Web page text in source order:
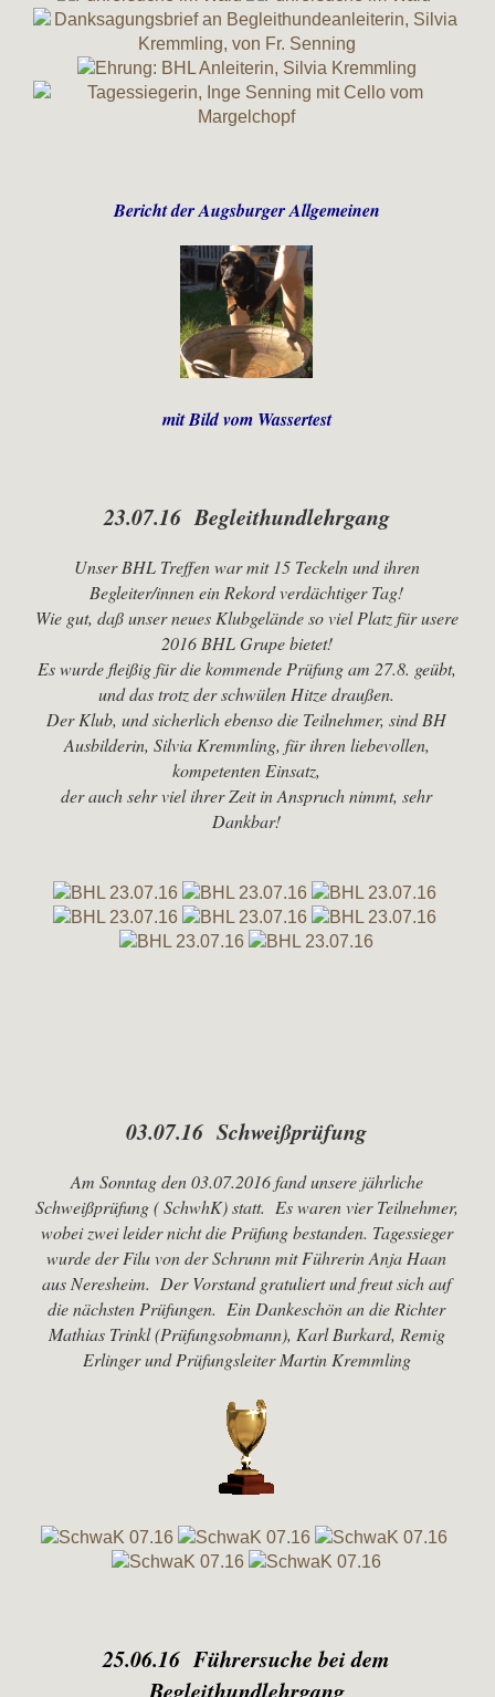
Bericht der Augsburger Allgemeinen
mit Bild vom Wassertest
23.07.16 Begleithundlehrgang
Unser BHL Treffen war mit 15 Teckeln und ihren
Begleiter/innen ein Rekord verdächtiger Tag!
Wie gut, daß unser neues Klubgelände so viel Platz für usere
2016 BHL Grupe bietet!
Es wurde fleißig für die kommende Prüfung am 27.8. geübt,
und das trotz der schwülen Hitze draußen.
Der Klub, und sicherlich ebenso die Teilnehmer, sind BH
Ausbilderin, Silvia Kremmling, für ihren liebevollen,
kompetenten Einsatz,
der auch sehr viel ihrer Zeit in Anspruch nimmt, sehr
Dankbar!
03.07.16 Schweißprüfung
Am Sonntag den 03.07.2016 fand unsere jährliche
Schweißprüfung ( SchwhK) statt. Es waren vier Teilnehmer,
wobei zwei leider nicht die Prüfung bestanden. Tagessieger
wurde der Filu von der Schrunn mit Führerin Anja Haan
aus Neresheim. Der Vorstand gratuliert und freut sich auf
die nächsten Prüfungen. Ein Dankeschön an die Richter
Mathias Trinkl (Prüfungsobmann), Karl Burkard, Remig
Erlinger und Prüfungsleiter Martin Kremmling
25.06.16 Führersuche bei dem
Begleithundlehrgang